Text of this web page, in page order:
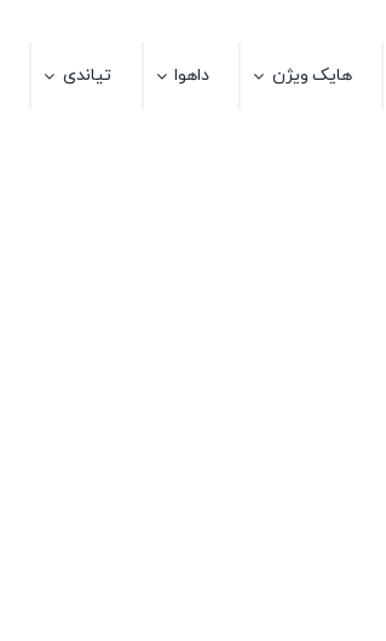
هایک ویژن داهوا تیاندی